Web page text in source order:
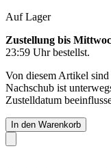
Auf Lager
Zustellung bis
23:59 Uhrbestellst.
Von diesem Artikel
Nachschub ist
Zustelldatum
In den Warenkorb